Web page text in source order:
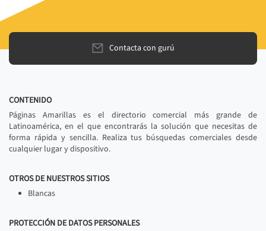
Contacta con gurú
CONTENIDO
Páginas Amarillas es el directorio comercial más grande de
Latinoamérica, en el que encontrarás la solución que necesitas de
forma rápida y sencilla. Realiza tus búsquedas comerciales desde
cualquier lugar y dispositivo.
OTROS DE NUESTROS SITIOS
Blancas
PROTECCIÓN DE DATOS PERSONALES